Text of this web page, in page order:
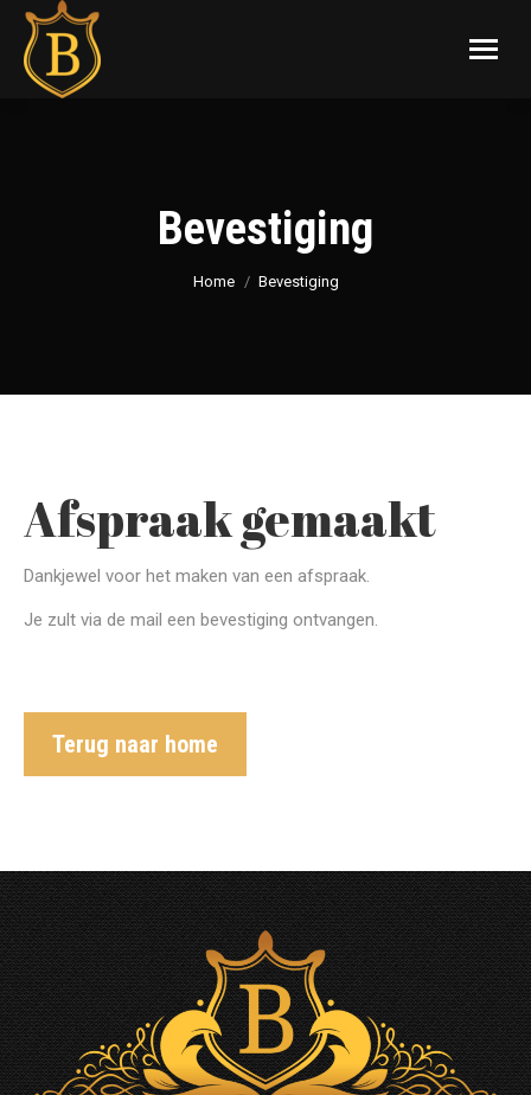
Bevestiging
Je bent hier:
Home Bevestiging
Afspraak gemaakt
Dankjewel voor het maken van een afspraak.
Je zult via de mail een bevestiging ontvangen.
Terug naar home